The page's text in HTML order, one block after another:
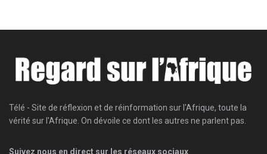
Télé - Site de réflexion et de réinformation sur l'Afrique, toute la
vérité sur l'Afrique. On dévoile ce dont les autres ne parlent pas.
Suivez nous en direct sur les réseaux sociaux